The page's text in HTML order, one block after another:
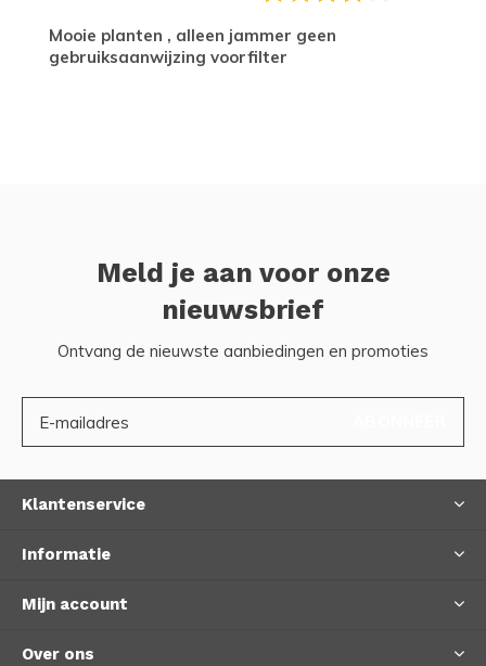
Mooie planten , alleen jammer geen
gebruiksaanwijzing voorfilter
Meld je aan voor onze
nieuwsbrief
Ontvang de nieuwste aanbiedingen en promoties
Klantenservice
Informatie
Mijn account
Over ons